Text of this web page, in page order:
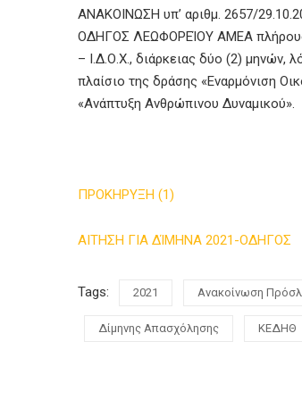
ΑΝΑΚΟΙΝΩΣΗ υπ’ αριθμ. 2657/
ΟΔΗΓΟΣ ΛΕΩΦΟΡΕΊΟΥ ΑΜΕΑ πλήρους
– Ι.Δ.Ο.Χ., διάρκειας δύο (2)
πλαίσιο της δράσης «Εναρμόνιση
«Ανάπτυξη Ανθρώπινου Δυναμικού».
ΠΡΟΚΗΡΥΞΗ (1)
ΑΙΤΗΣΗ ΓΙΑ ΔΊΜΗΝΑ 2021-ΟΔΗΓΟΣ
Tags: 2021 Aνακοίνωση
Δίμηνης Απασχόλησης ΚΕΔΗΘ